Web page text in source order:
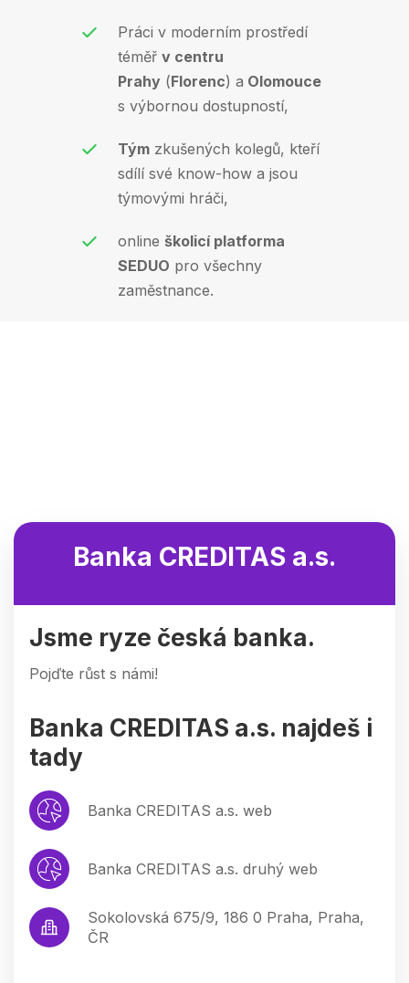
Práci v moderním prostředí
téměř v centru
Prahy (Florenc) a Olomouce
s výbornou dostupností,
Tým zkušených kolegů, kteří
sdílí své know-how a jsou
týmovými hráči,
online školicí platforma
SEDUO pro všechny
zaměstnance.
Banka CREDITAS a.s.
Jsme ryze česká banka.
Pojďte růst s námi!
Banka CREDITAS a.s. najdeš i
tady
Banka CREDITAS a.s. web
Banka CREDITAS a.s. druhý web
Sokolovská 675/9, 186 0 Praha, Praha,
ČR